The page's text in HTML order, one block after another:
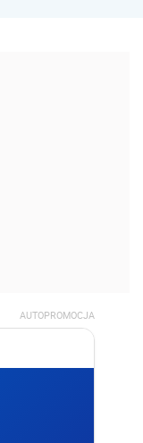
AUTOPROMOCJA